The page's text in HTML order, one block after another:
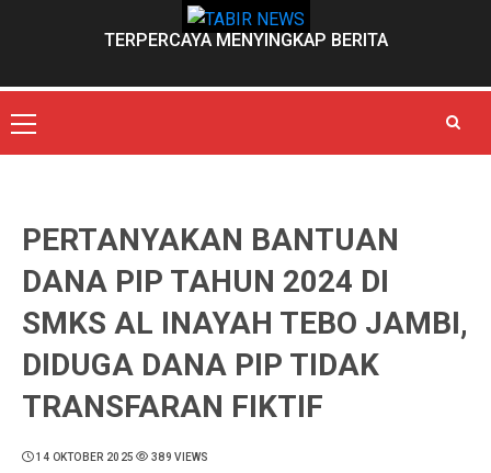
TERPERCAYA MENYINGKAP BERITA
Primary
Menu
PERTANYAKAN BANTUAN
DANA PIP TAHUN 2024 DI
SMKS AL INAYAH TEBO JAMBI,
DIDUGA DANA PIP TIDAK
TRANSFARAN FIKTIF
14 OKTOBER 2025 389 VIEWS